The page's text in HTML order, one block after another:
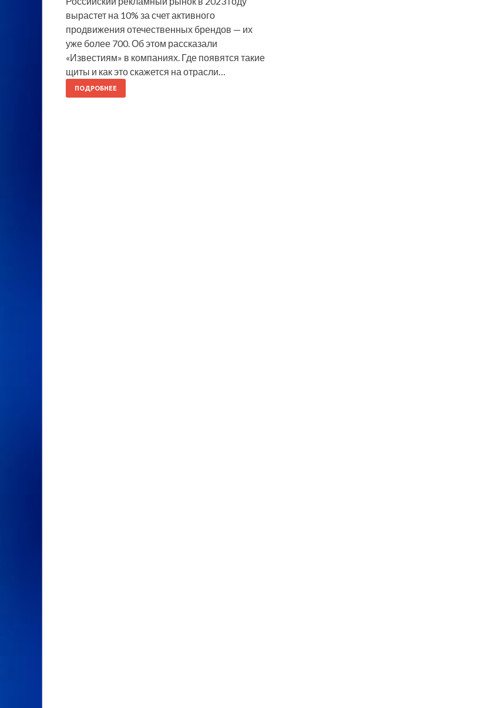
вырастет на 10% за счет активного
продвижения отечественных брендов — их
уже более 700. Об этом рассказали
«Известиям» в компаниях. Где появятся такие
щиты и как это скажется на отрасли…
ПОДРОБНЕЕ